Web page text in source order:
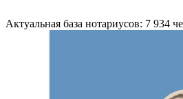
Актуальная база нотариусов: 7 934